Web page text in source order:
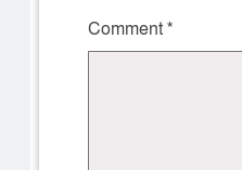
Comment*